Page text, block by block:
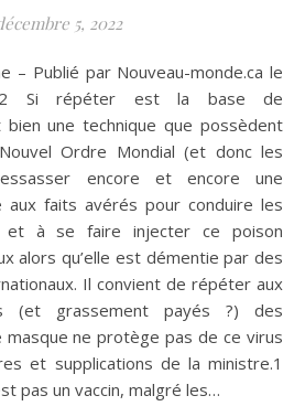
5, 2022
Si répéter est la base de
bien une technique que possèdent
Ordre Mondial (et donc les
encore et encore une
aux faits avérés pour conduire les
et à se faire injecter ce poison
alors qu’elle est démentie par des
Il convient de répéter aux
(et grassement payés ?) des
masque ne protège pas de ce virus
et supplications de la ministre.1
pas un vaccin, malgré les…